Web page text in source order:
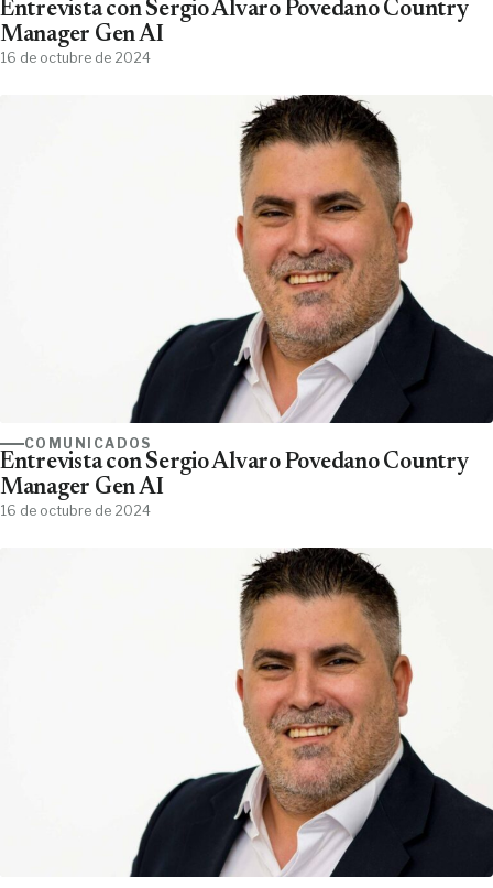
Entrevista con Sergio Álvaro Povedano Country
Manager Gen AI
16 de octubre de 2024
COMUNICADOS
Entrevista con Sergio Álvaro Povedano Country
Manager Gen AI
16 de octubre de 2024